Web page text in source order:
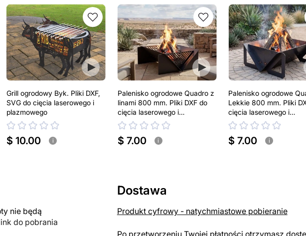
Grill ogrodowy Byk. Pliki DXF,
SVG do cięcia laserowego i
plazmowego
$ 10.00 i
Palenisko ogrodowe Quadro z
linami 800 mm. Pliki DXF do
cięcia laserowego i
plazmowego
$ 7.00 i
Palenisko ogrodowe
Lekkie 800 mm. Pliki
cięcia laserowego i
plazmowego
$ 7.00 i
nie będą
do pobrania
Dostawa
Produkt cyfrowy - natychmiastowe pobieranie